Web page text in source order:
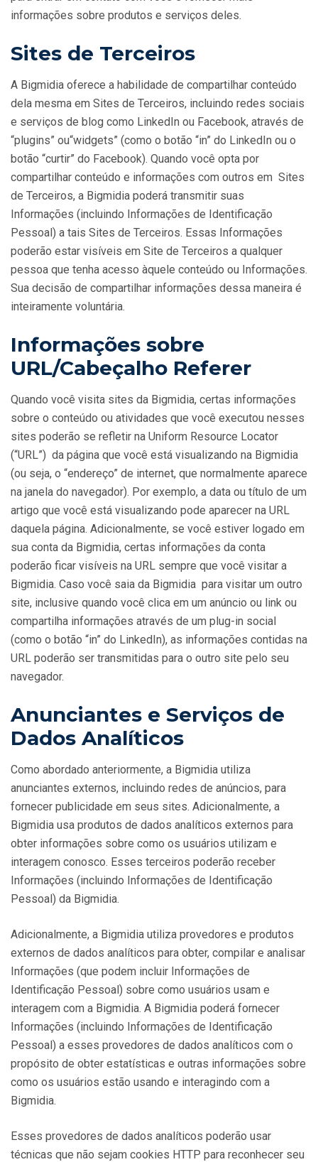
informações sobre produtos e serviços deles.
Sites de Terceiros
A Bigmidia oferece a habilidade de compartilhar conteúdo
dela mesma em Sites de Terceiros, incluindo redes sociais
e serviços de blog como LinkedIn ou Facebook, através de
“plugins” ou“widgets” (como o botão “in” do LinkedIn ou o
botão “curtir” do Facebook). Quando você opta por
compartilhar conteúdo e informações com outros em Sites
de Terceiros, a Bigmidia poderá transmitir suas
Informações (incluindo Informações de Identificação
Pessoal) a tais Sites de Terceiros. Essas Informações
poderão estar visíveis em Site de Terceiros a qualquer
pessoa que tenha acesso àquele conteúdo ou Informações.
Sua decisão de compartilhar informações dessa maneira é
inteiramente voluntária.
Informações sobre
URL/Cabeçalho Referer
Quando você visita sites da Bigmidia, certas informações
sobre o conteúdo ou atividades que você executou nesses
sites poderão se refletir na Uniform Resource Locator
(“URL”) da página que você está visualizando na Bigmidia
(ou seja, o “endereço” de internet, que normalmente aparece
na janela do navegador). Por exemplo, a data ou título de um
artigo que você está visualizando pode aparecer na URL
daquela página. Adicionalmente, se você estiver logado em
sua conta da Bigmidia, certas informações da conta
poderão ficar visíveis na URL sempre que você visitar a
Bigmidia. Caso você saia da Bigmidia para visitar um outro
site, inclusive quando você clica em um anúncio ou link ou
compartilha informações através de um plug-in social
(como o botão “in” do LinkedIn), as informações contidas na
URL poderão ser transmitidas para o outro site pelo seu
navegador.
Anunciantes e Serviços de
Dados Analíticos
Como abordado anteriormente, a Bigmidia utiliza
anunciantes externos, incluindo redes de anúncios, para
fornecer publicidade em seus sites. Adicionalmente, a
Bigmidia usa produtos de dados analíticos externos para
obter informações sobre como os usuários utilizam e
interagem conosco. Esses terceiros poderão receber
Informações (incluindo Informações de Identificação
Pessoal) da Bigmidia.
Adicionalmente, a Bigmidia utiliza provedores e produtos
externos de dados analíticos para obter, compilar e analisar
Informações (que podem incluir Informações de
Identificação Pessoal) sobre como usuários usam e
interagem com a Bigmidia. A Bigmidia poderá fornecer
Informações (incluindo Informações de Identificação
Pessoal) a esses provedores de dados analíticos com o
propósito de obter estatísticas e outras informações sobre
como os usuários estão usando e interagindo com a
Bigmidia.
Esses provedores de dados analíticos poderão usar
técnicas que não sejam cookies HTTP para reconhecer seu